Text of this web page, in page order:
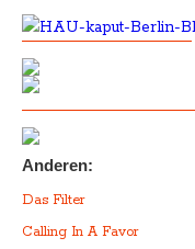
Anderen:
Das Filter
Calling In A Favor